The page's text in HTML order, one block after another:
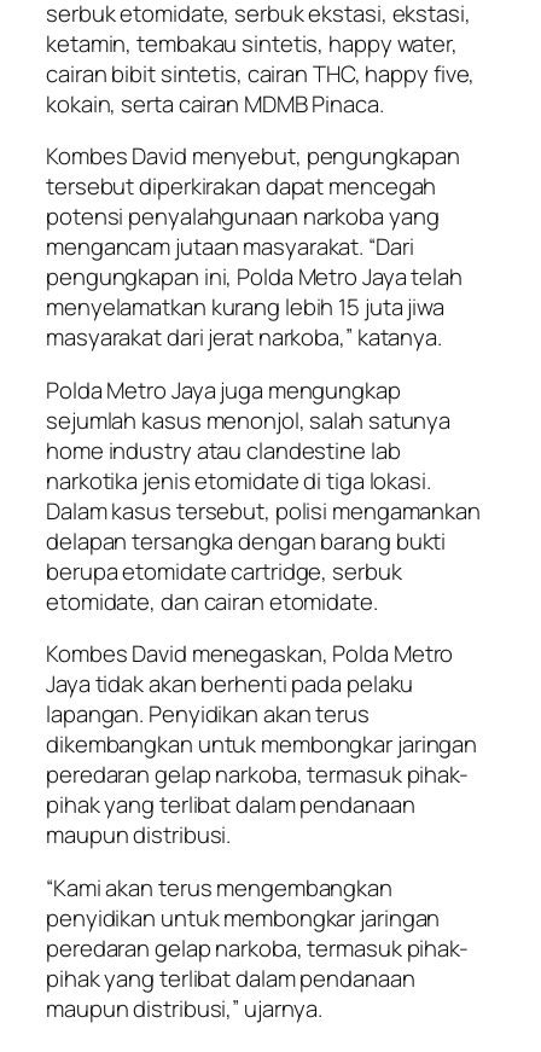
serbuk etomidate, serbuk ekstasi, ekstasi,
ketamin, tembakau sintetis, happy water,
cairan bibit sintetis, cairan THC, happy five,
kokain, serta cairan MDMB Pinaca.
Kombes David menyebut, pengungkapan
tersebut diperkirakan dapat mencegah
potensi penyalahgunaan narkoba yang
mengancam jutaan masyarakat. “Dari
pengungkapan ini, Polda Metro Jaya telah
menyelamatkan kurang lebih 15 juta jiwa
masyarakat dari jerat narkoba,” katanya.
Polda Metro Jaya juga mengungkap
sejumlah kasus menonjol, salah satunya
home industry atau clandestine lab
narkotika jenis etomidate di tiga lokasi.
Dalam kasus tersebut, polisi mengamankan
delapan tersangka dengan barang bukti
berupa etomidate cartridge, serbuk
etomidate, dan cairan etomidate.
Kombes David menegaskan, Polda Metro
Jaya tidak akan berhenti pada pelaku
lapangan. Penyidikan akan terus
dikembangkan untuk membongkar jaringan
peredaran gelap narkoba, termasuk pihak-
pihak yang terlibat dalam pendanaan
maupun distribusi.
“Kami akan terus mengembangkan
penyidikan untuk membongkar jaringan
peredaran gelap narkoba, termasuk pihak-
pihak yang terlibat dalam pendanaan
maupun distribusi,” ujarnya.